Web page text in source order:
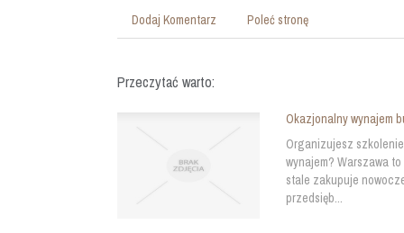
Dodaj Komentarz Poleć stronę
Przeczytać warto:
Okazjonalny wynajem
Organizujesz
wynajem? Warszawa
stale zakupuje
przedsięb...